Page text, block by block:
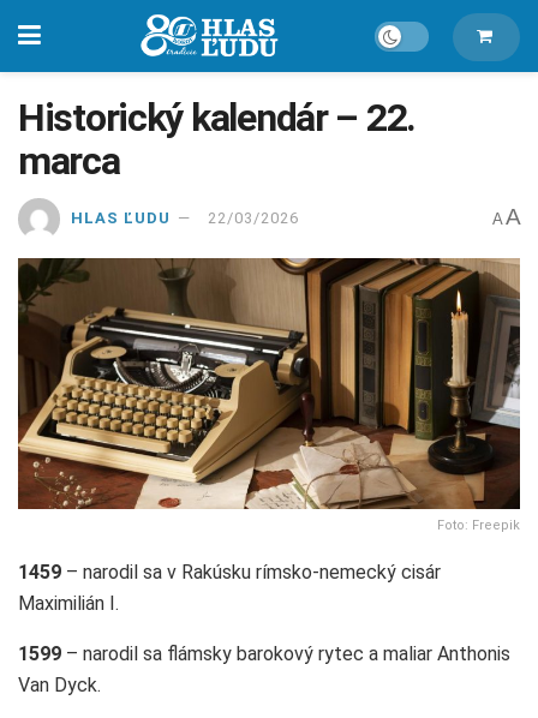
Historický kalendár – 22.
marca
HLAS ĽUDU 22/03/2026 A A
Foto: Freepik
1459 – narodil sa v Rakúsku rímsko-nemecký cisár
Maximilián I.
1599 – narodil sa flámsky barokový rytec a maliar Anthonis
Van Dyck.